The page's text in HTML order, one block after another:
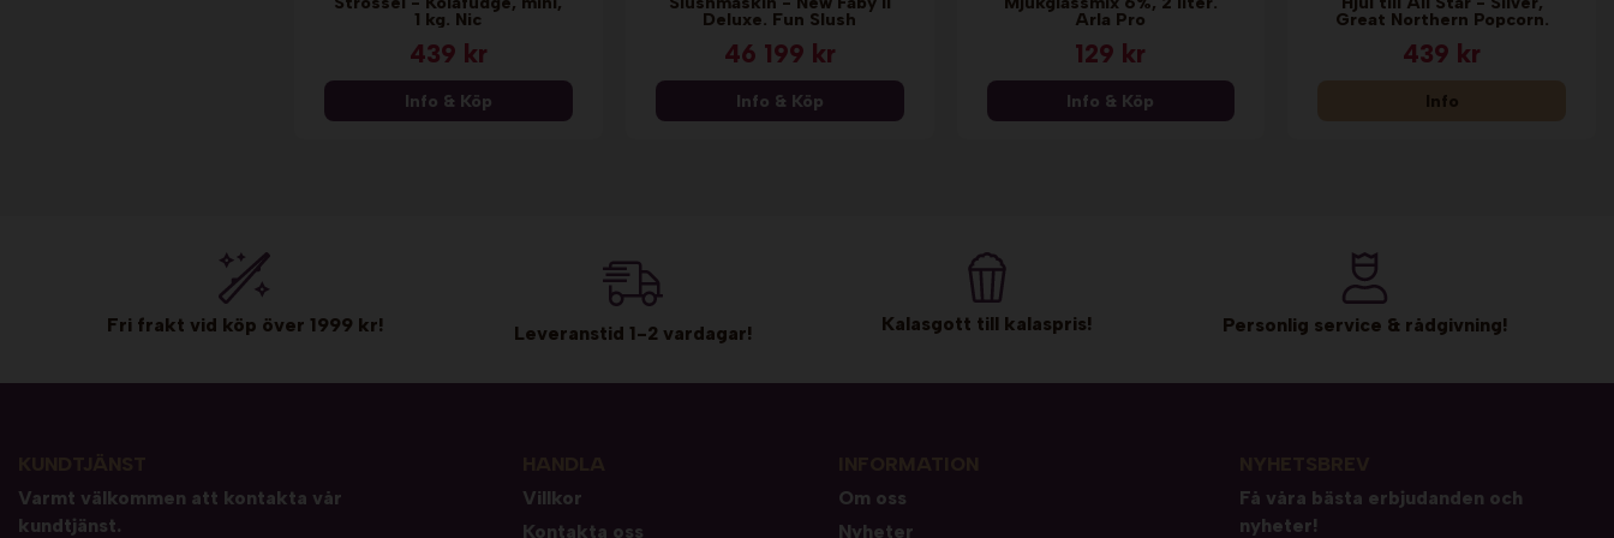
1 kg. Nic
439 kr
Info & Köp
Deluxe. Fun Slush
46 199 kr
Info & Köp
Arla Pro
129 kr
Info & Köp
Great Northern Popcorn.
439 kr
Info
Fri frakt vid köp över 1999 kr! Leveranstid 1-2 vardagar! Kalasgott till kalaspris! Personlig service & rådgivning!
Varmt välkommen att kontakta vår
kundtjänst.
Villkor
Kontakta oss
Om oss
Nyheter
Få våra bästa erbjudanden och
nyheter!